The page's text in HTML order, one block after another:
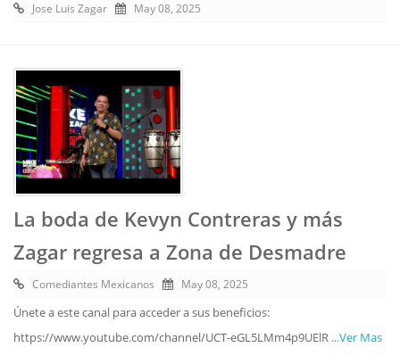
Jose Luis Zagar May 08, 2025
La boda de Kevyn Contreras y más
Zagar regresa a Zona de Desmadre
Comediantes Mexicanos May 08, 2025
Únete a este canal para acceder a sus beneficios:
https://www.youtube.com/channel/UCT-eGL5LMm4p9UElR ...Ver Mas